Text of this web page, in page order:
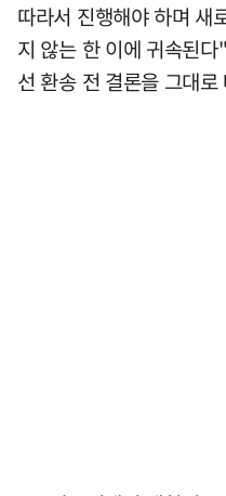
따라서 진행해야 하며 새
지 않는 한 이에 귀속된
선 환송 전 결론을 그대